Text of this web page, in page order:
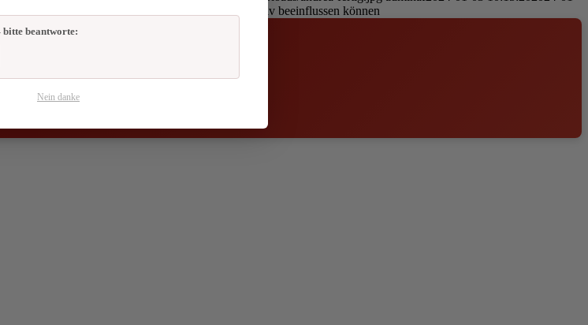
den Geburtsprozess positiv beeinflussen können
auf dem Laufenden!
aus der Praxis – kein Spam, jederzeit abmeldbar.
Newsletter anmelden
beantworte:
Nein danke